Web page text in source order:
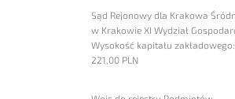
Sąd Rejonowy dla Krakowa
w Krakowie XI Wydział
Wysokość kapitału
221,00 PLN